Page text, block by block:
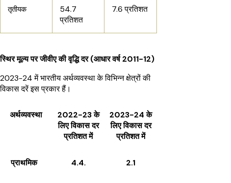
तृतीयक
54.7
प्रतिशत
7.6 प्रतिशत
स्थिर मूल्य पर जीवीए की वृद्धि दर (आधार वर्ष 2011-12)
2023-24 में भारतीय अर्थव्यवस्था के विभिन्न क्षेत्रों की
विकास दरें इस प्रकार हैं।
अर्थव्यवस्था
2022-23 के
लिए विकास दर
प्रतिशत में
2023-24 के
लिए विकास दर
प्रतिशत में
प्राथमिक 4.4. 2.1